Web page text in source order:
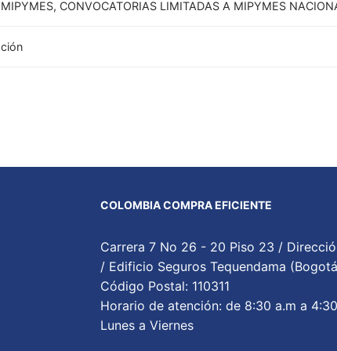
MIPYMES, CONVOCATORIAS LIMITADAS A MIPYMES
ción
COLOMBIA COMPRA EFICIENTE
Carrera 7 No 26 - 20 Piso 23 /
/ Edificio Seguros Tequendama
Código Postal: 110311
Horario de atención: de 8:30 a.m a
Lunes a Viernes